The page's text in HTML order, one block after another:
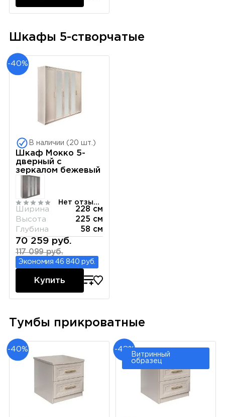
Шкафы 5-створчатые
-40%
В наличии (20 шт.)
Шкаф Мокко 5-
дверный с
зеркалом бежевый
Нет отзывов
Ширина
228 см
Высота
225 см
Глубина
58 см
70 259 руб.
117 099 руб.
Экономия 46 840 руб.
Купить
Тумбы прикроватные
-40% -48%
Витринный
образец